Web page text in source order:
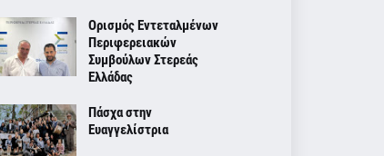
Ορισμός Εντεταλμένων
Περιφερειακών
Συμβούλων Στερεάς
Ελλάδας
Πάσχα στην
Ευαγγελίστρια